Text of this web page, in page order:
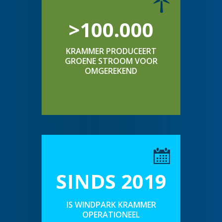
>100.000
KRAMMER PRODUCEERT
GROENE STROOM VOOR
OMGEREKEND
SINDS 2019
IS WINDPARK KRAMMER
OPERATIONEEL